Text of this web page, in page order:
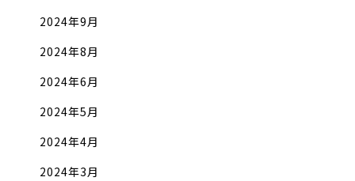
2024年9月
2024年8月
2024年6月
2024年5月
2024年4月
2024年3月